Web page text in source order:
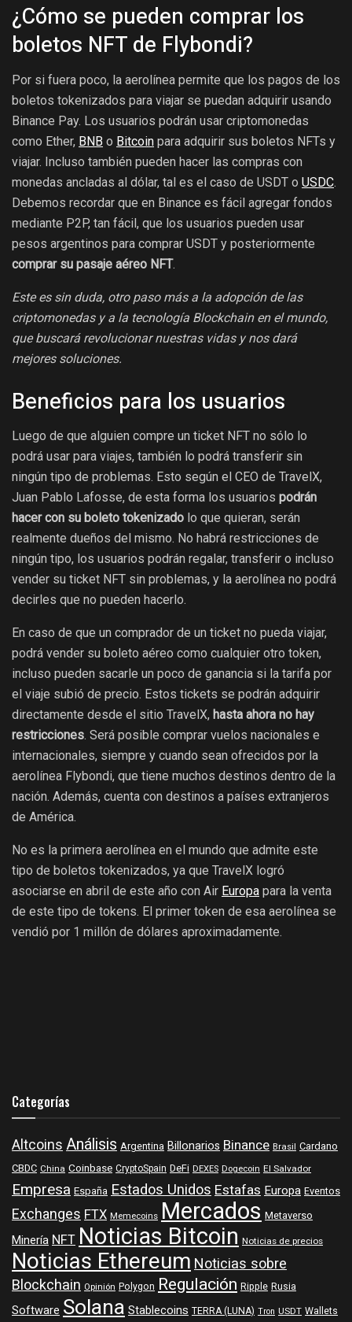
¿Cómo se pueden comprar los
boletos NFT de Flybondi?
Por si fuera poco, la aerolínea permite que los pagos de los
boletos tokenizados para viajar se puedan adquirir usando
Binance Pay. Los usuarios podrán usar criptomonedas
como Ether, BNB o Bitcoin para adquirir sus boletos NFTs y
viajar. Incluso también pueden hacer las compras con
monedas ancladas al dólar, tal es el caso de USDT o USDC.
Debemos recordar que en Binance es fácil agregar fondos
mediante P2P, tan fácil, que los usuarios pueden usar
pesos argentinos para comprar USDT y posteriormente
comprar su pasaje aéreo NFT.
Este es sin duda, otro paso más a la adopción de las
criptomonedas y a la tecnología Blockchain en el mundo,
que buscará revolucionar nuestras vidas y nos dará
mejores soluciones.
Beneficios para los usuarios
Luego de que alguien compre un ticket NFT no sólo lo
podrá usar para viajes, también lo podrá transferir sin
ningún tipo de problemas. Esto según el CEO de TravelX,
Juan Pablo Lafosse, de esta forma los usuarios podrán
hacer con su boleto tokenizado lo que quieran, serán
realmente dueños del mismo. No habrá restricciones de
ningún tipo, los usuarios podrán regalar, transferir o incluso
vender su ticket NFT sin problemas, y la aerolínea no podrá
decirles que no pueden hacerlo.
En caso de que un comprador de un ticket no pueda viajar,
podrá vender su boleto aéreo como cualquier otro token,
incluso pueden sacarle un poco de ganancia si la tarifa por
el viaje subió de precio. Estos tickets se podrán adquirir
directamente desde el sitio TravelX, hasta ahora no hay
restricciones. Será posible comprar vuelos nacionales e
internacionales, siempre y cuando sean ofrecidos por la
aerolínea Flybondi, que tiene muchos destinos dentro de la
nación. Además, cuenta con destinos a países extranjeros
de América.
No es la primera aerolínea en el mundo que admite este
tipo de boletos tokenizados, ya que TravelX logró
asociarse en abril de este año con Air Europa para la venta
de este tipo de tokens. El primer token de esa aerolínea se
vendió por 1 millón de dólares aproximadamente.
Categorías
AltcoinsAnálisis Argentina BillonariosBinance Brasil Cardano
CBDC China Coinbase CryptoSpain DeFi DEXES Dogecoin El Salvador
Empresa España Estados UnidosEstafasEuropa Eventos
ExchangesFTX Memecoins Mercados Metaverso
MineríaNFTNoticias Bitcoin Noticias de precios
Noticias EthereumNoticias sobre
Blockchain Opinión Polygon Regulación Ripple Rusia
SoftwareSolanaStablecoins TERRA (LUNA) Tron USDT Wallets